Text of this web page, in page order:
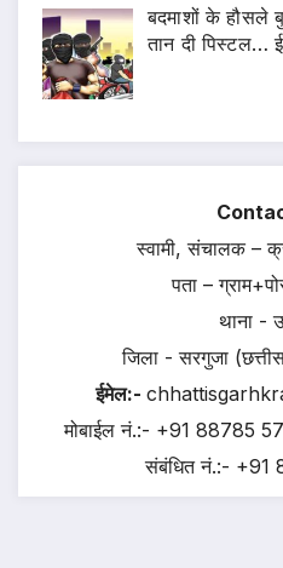
बदमाशों के हौसले
तान दी पिस्टल…
स्वामी, संचालक –
पता –
थाना -
जिला - सरगुजा
ईमेल:-
मोबाईल नं.:- +91 88785
संबंधित नं.:- +91